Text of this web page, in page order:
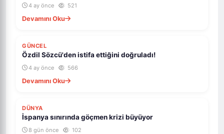
4 ay önce 521
Devamını Oku
GÜNCEL
Özdil Sözcü'den istifa ettiğini doğruladı!
4 ay önce 566
Devamını Oku
DÜNYA
İspanya sınırında göçmen krizi büyüyor
8 gün önce 102